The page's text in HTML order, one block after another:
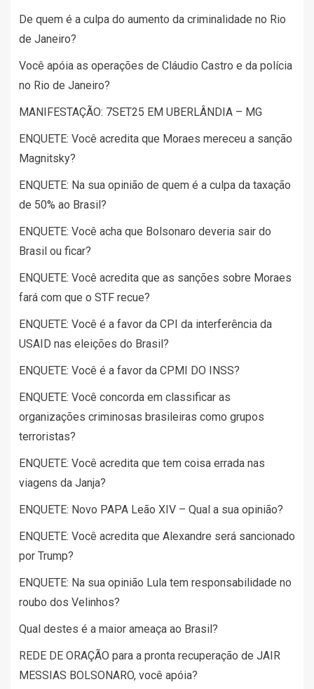
De quem é a culpa do aumento da criminalidade no Rio
de Janeiro?
Você apóia as operações de Cláudio Castro e da polícia
no Rio de Janeiro?
MANIFESTAÇÃO: 7SET25 EM UBERLÂNDIA – MG
ENQUETE: Você acredita que Moraes mereceu a sanção
Magnitsky?
ENQUETE: Na sua opinião de quem é a culpa da taxação
de 50% ao Brasil?
ENQUETE: Você acha que Bolsonaro deveria sair do
Brasil ou ficar?
ENQUETE: Você acredita que as sanções sobre Moraes
fará com que o STF recue?
ENQUETE: Você é a favor da CPI da interferência da
USAID nas eleições do Brasil?
ENQUETE: Você é a favor da CPMI DO INSS?
ENQUETE: Você concorda em classificar as
organizações criminosas brasileiras como grupos
terroristas?
ENQUETE: Você acredita que tem coisa errada nas
viagens da Janja?
ENQUETE: Novo PAPA Leão XIV – Qual a sua opinião?
ENQUETE: Você acredita que Alexandre será sancionado
por Trump?
ENQUETE: Na sua opinião Lula tem responsabilidade no
roubo dos Velinhos?
Qual destes é a maior ameaça ao Brasil?
REDE DE ORAÇÃO para a pronta recuperação de JAIR
MESSIAS BOLSONARO, você apóia?